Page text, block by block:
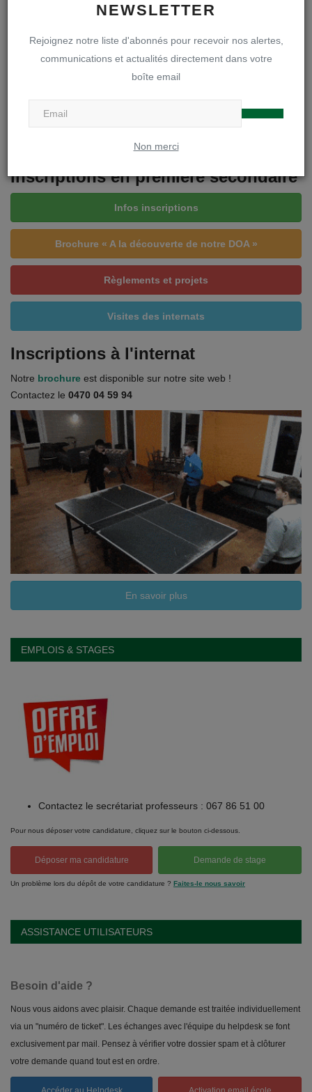
NEWSLETTER
Rejoignez notre liste d'abonnés pour recevoir nos alertes,
communications et actualités directement dans votre
boîte email
Non merci
Inscriptions en première secondaire
Infos inscriptions
Brochure « A la découverte de notre DOA »
Règlements et projets
Visites des internats
Inscriptions à l'internat
Notre brochure est disponible sur notre site web !
Contactez le 0470 04 59 94
En savoir plus
EMPLOIS & STAGES
Contactez le secrétariat professeurs : 067 86 51 00
Pour nous déposer votre candidature, cliquez sur le bouton ci-dessous.
Déposer ma candidature Demande de stage
Un problème lors du dépôt de votre candidature ? Faites-le nous savoir
ASSISTANCE UTILISATEURS
Besoin d'aide ?
Nous vous aidons avec plaisir. Chaque demande est traitée individuellement
via un "numéro de ticket". Les échanges avec l'équipe du helpdesk se font
exclusivement par mail. Pensez à vérifier votre dossier spam et à clôturer
votre demande quand tout est en ordre.